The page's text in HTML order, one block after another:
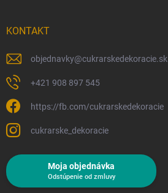
KONTAKT
objednavky@cukrarskedekoracie.sk
+421 908 897 545
https://fb.com/cukrarskedekoracie
cukrarske_dekoracie
Moja objednávka
Odstúpenie od zmluvy